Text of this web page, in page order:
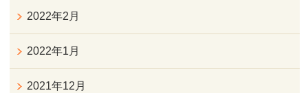
2022年2月
2022年1月
2021年12月